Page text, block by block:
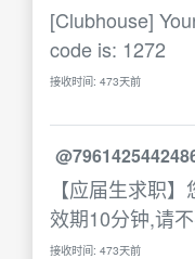
[Clubhouse]
code is: 1272
接收时间: 473天前
【应届生求职
效期10分钟,请
接收时间: 473天前